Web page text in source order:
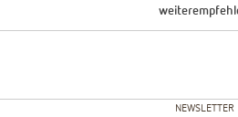
NEWSLETTER